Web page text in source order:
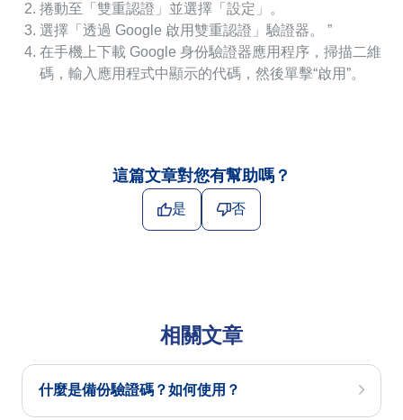
捲動至「雙重認證」並選擇「設定」。
選擇「透過 Google 啟用雙重認證」驗證器。 ”
在手機上下載 Google 身份驗證器應用程序，掃描二維
碼，輸入應用程式中顯示的代碼，然後單擊“啟用”。
這篇文章對您有幫助嗎？
是 否
相關文章
什麼是備份驗證碼？如何使用？